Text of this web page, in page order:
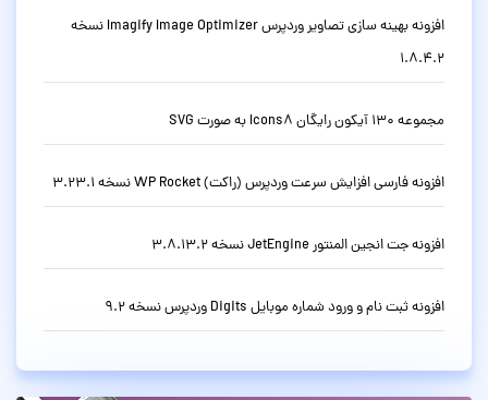
افزونه بهینه سازی تصاویر وردپرس Imagify Image Optimizer نسخه
1.8.4.2
مجموعه 130 آیکون رایگان Icons8 به صورت SVG
افزونه فارسی افزایش سرعت وردپرس (راکت) WP Rocket نسخه 3.23.1
افزونه جت انجین المنتور JetEngine نسخه 3.8.13.2
افزونه ثبت نام و ورود شماره موبایل Digits وردپرس نسخه 9.2